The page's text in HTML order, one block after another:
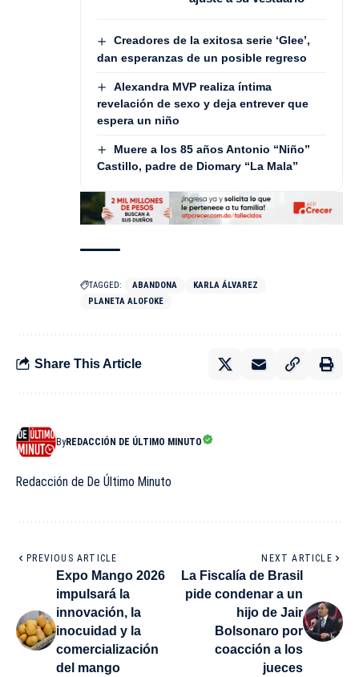
Creadores de la exitosa serie ‘Glee’,
dan esperanzas de un posible regreso
Alexandra MVP realiza íntima
revelación de sexo y deja entrever que
espera un niño
Muere a los 85 años Antonio “Niño”
Castillo, padre de Diomary “La Mala”
TAGGED: ABANDONA
KARLA ÁLVAREZ
PLANETA ALOFOKE
Share This Article
ByREDACCIÓN DE ÚLTIMO MINUTO
Redacción de De Último Minuto
PREVIOUS ARTICLE
Expo Mango 2026
impulsará la
innovación, la
inocuidad y la
comercialización
del mango
NEXT ARTICLE
La Fiscalía de Brasil
pide condenar a un
hijo de Jair
Bolsonaro por
coacción a los
jueces